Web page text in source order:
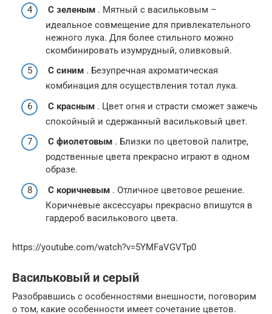
С зеленым . Мятный с васильковым –
идеальное совмещение для привлекательного
нежного лука. Для более стильного можно
скомбинировать изумрудный, оливковый.
С синим . Безупречная ахроматическая
комбинация для осуществления тотал лука.
С красным . Цвет огня и страсти сможет зажечь
спокойный и сдержанный васильковый цвет.
С фиолетовым . Близки по цветовой палитре,
родственные цвета прекрасно играют в одном
образе.
С коричневым . Отличное цветовое решение.
Коричневые аксессуары прекрасно впишутся в
гардероб василькового цвета.
https://youtube.com/watch?v=5YMFaVGVTp0
Васильковый и серый
Разобравшись с особенностями внешности, поговорим
о том, какие особенности имеет сочетание цветов.